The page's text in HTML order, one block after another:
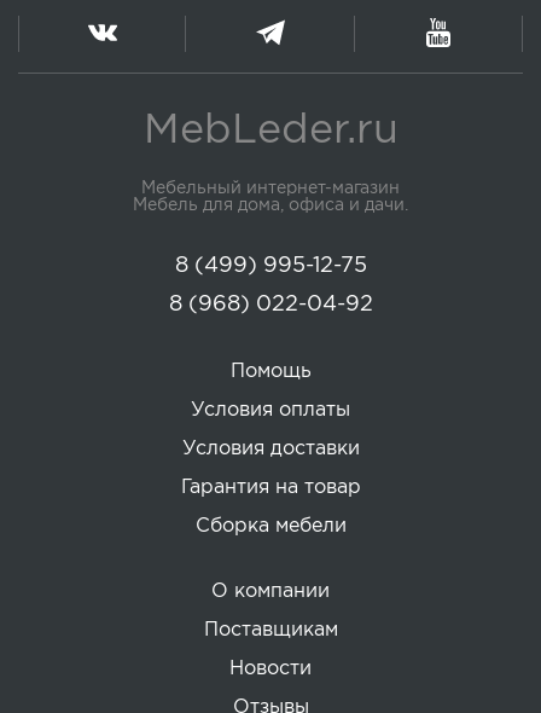
MebLeder.ru
Мебельный интернет-магазин
Мебель для дома, офиса и дачи.
Помощь
Условия оплаты
Условия доставки
Гарантия на товар
Сборка мебели
О компании
Поставщикам
Новости
Отзывы
8 (499) 995-12-75
8 (968) 022-04-92